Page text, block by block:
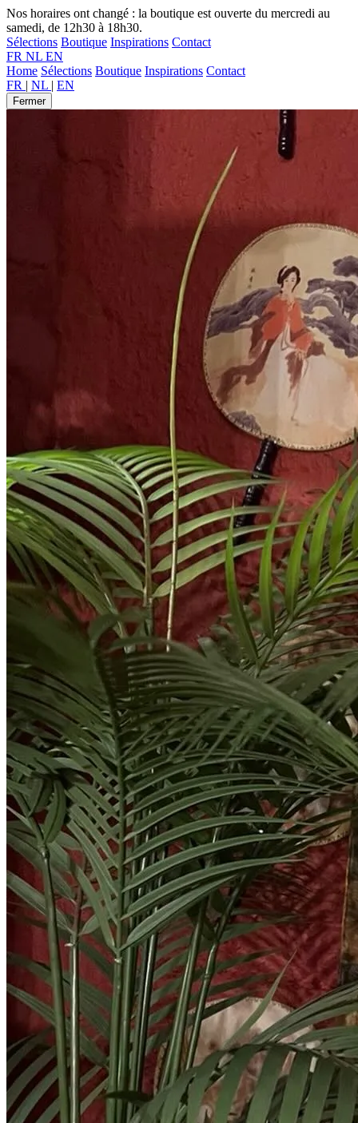
Nos horaires ont changé : la boutique est ouverte du mercredi au
samedi, de 12h30 à 18h30.
Sélections Boutique Inspirations Contact
FR NL EN
Home Sélections Boutique Inspirations Contact
FR | NL | EN
Fermer